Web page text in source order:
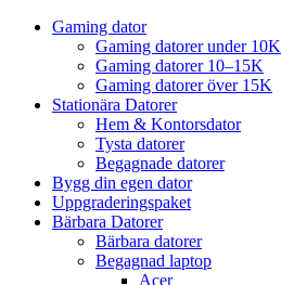
Gaming dator
Gaming datorer under 10K
Gaming datorer 10–15K
Gaming datorer över 15K
Stationära Datorer
Hem & Kontorsdator
Tysta datorer
Begagnade datorer
Bygg din egen dator
Uppgraderingspaket
Bärbara Datorer
Bärbara datorer
Begagnad laptop
Acer